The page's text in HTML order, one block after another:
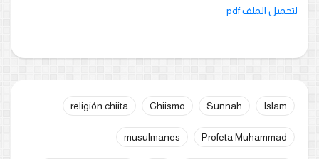
لتحميل الملف pdf
Islam
Sunnah
Chiismo
religión chiita
Profeta Muhammad
musulmanes